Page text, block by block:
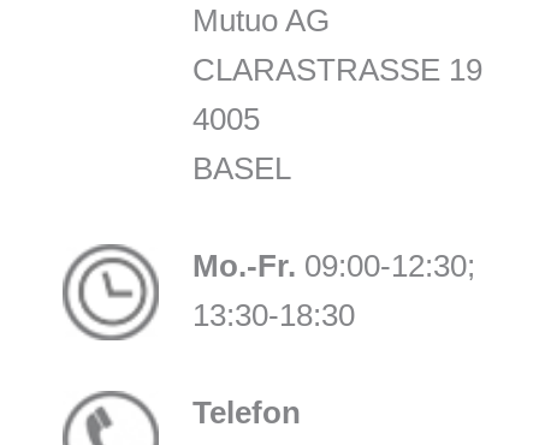
Mutuo AG
CLARASTRASSE 19
4005
BASEL
Mo.-Fr. 09:00-12:30;
13:30-18:30
Telefon